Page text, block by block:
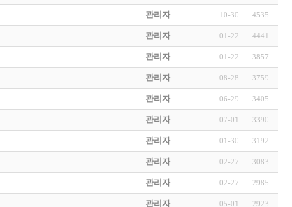
관리자 10-30 4535
관리자 01-22 4441
관리자 01-22 3857
관리자 08-28 3759
관리자 06-29 3405
관리자 07-01 3390
관리자 01-30 3192
관리자 02-27 3083
관리자 02-27 2985
관리자 05-01 2923